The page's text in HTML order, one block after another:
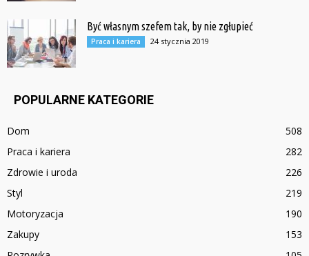
Być własnym szefem tak, by nie zgłupieć
Praca i kariera 24 stycznia 2019
POPULARNE KATEGORIE
Dom
508
Praca i kariera
282
Zdrowie i uroda
226
Styl
219
Motoryzacja
190
Zakupy
153